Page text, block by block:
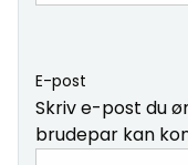
E-post
Skriv e-post du
brudepar kan